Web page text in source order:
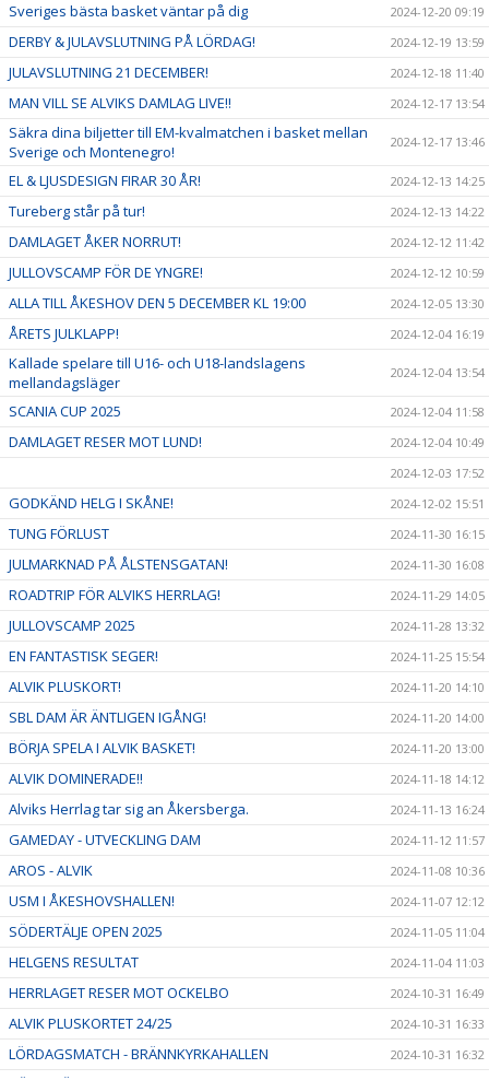
Sveriges bästa basket väntar på dig 2024-12-20 09:19
DERBY & JULAVSLUTNING PÅ LÖRDAG! 2024-12-19 13:59
JULAVSLUTNING 21 DECEMBER! 2024-12-18 11:40
MAN VILL SE ALVIKS DAMLAG LIVE!! 2024-12-17 13:54
Säkra dina biljetter till EM-kvalmatchen i basket mellan
Sverige och Montenegro!
2024-12-17 13:46
EL & LJUSDESIGN FIRAR 30 ÅR! 2024-12-13 14:25
Tureberg står på tur! 2024-12-13 14:22
DAMLAGET ÅKER NORRUT! 2024-12-12 11:42
JULLOVSCAMP FÖR DE YNGRE! 2024-12-12 10:59
ALLA TILL ÅKESHOV DEN 5 DECEMBER KL 19:00 2024-12-05 13:30
ÅRETS JULKLAPP! 2024-12-04 16:19
Kallade spelare till U16- och U18-landslagens
mellandagsläger
2024-12-04 13:54
SCANIA CUP 2025 2024-12-04 11:58
DAMLAGET RESER MOT LUND!
2024-12-04 10:49
2024-12-03 17:52
GODKÄND HELG I SKÅNE! 2024-12-02 15:51
TUNG FÖRLUST 2024-11-30 16:15
JULMARKNAD PÅ ÅLSTENSGATAN! 2024-11-30 16:08
ROADTRIP FÖR ALVIKS HERRLAG! 2024-11-29 14:05
JULLOVSCAMP 2025 2024-11-28 13:32
EN FANTASTISK SEGER! 2024-11-25 15:54
ALVIK PLUSKORT! 2024-11-20 14:10
SBL DAM ÄR ÄNTLIGEN IGÅNG! 2024-11-20 14:00
BÖRJA SPELA I ALVIK BASKET! 2024-11-20 13:00
ALVIK DOMINERADE!! 2024-11-18 14:12
Alviks Herrlag tar sig an Åkersberga. 2024-11-13 16:24
GAMEDAY - UTVECKLING DAM 2024-11-12 11:57
AROS - ALVIK 2024-11-08 10:36
USM I ÅKESHOVSHALLEN! 2024-11-07 12:12
SÖDERTÄLJE OPEN 2025 2024-11-05 11:04
HELGENS RESULTAT 2024-11-04 11:03
HERRLAGET RESER MOT OCKELBO 2024-10-31 16:49
ALVIK PLUSKORTET 24/25 2024-10-31 16:33
LÖRDAGSMATCH - BRÄNNKYRKAHALLEN 2024-10-31 16:32